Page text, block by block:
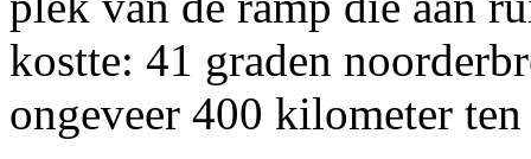
kostte: 41 graden
ongeveer 400 kilometer